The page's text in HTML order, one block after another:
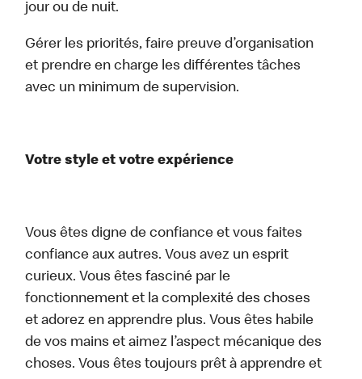
jour ou de nuit.
Gérer les priorités, faire preuve d’organisation
et prendre en charge les différentes tâches
avec un minimum de supervision.
Votre style et votre expérience
Vous êtes digne de confiance et vous faites
confiance aux autres. Vous avez un esprit
curieux. Vous êtes fasciné par le
fonctionnement et la complexité des choses
et adorez en apprendre plus. Vous êtes habile
de vos mains et aimez l’aspect mécanique des
choses. Vous êtes toujours prêt à apprendre et